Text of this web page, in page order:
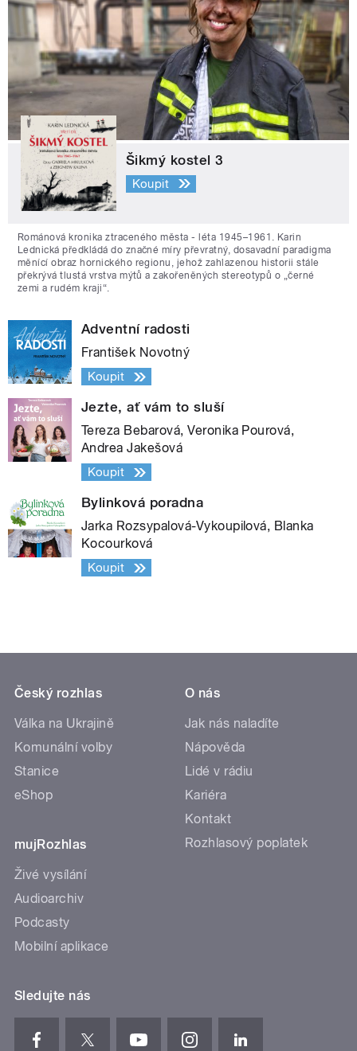
Šikmý kostel 3
Koupit
Románová kronika ztraceného města - léta 1945–1961. Karin
Lednická předkládá do značné míry převratný, dosavadní paradigma
měnící obraz hornického regionu, jehož zahlazenou historii stále
překrývá tlustá vrstva mýtů a zakořeněných stereotypů o „černé
zemi a rudém kraji“.
Adventní radosti
František Novotný
Koupit
Jezte, ať vám to sluší
Tereza Bebarová, Veronika Pourová,
Andrea Jakešová
Koupit
Bylinková poradna
Jarka Rozsypalová-Vykoupilová, Blanka
Kocourková
Koupit
Český rozhlas
Válka na Ukrajině
Komunální volby
Stanice
eShop
mujRozhlas
Živé vysílání
Audioarchiv
Podcasty
Mobilní aplikace
O nás
Jak nás naladíte
Nápověda
Lidé v rádiu
Kariéra
Kontakt
Rozhlasový poplatek
Sledujte nás